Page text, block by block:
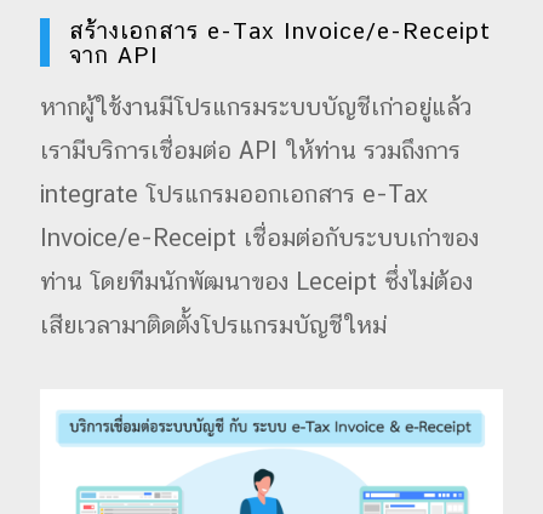
สร้างเอกสาร e-Tax Invoice/e-Receipt
จาก API
หากผู้ใช้งานมีโปรแกรมระบบบัญชีเก่าอยู่แล้ว
เรามีบริการเชื่อมต่อ API ให้ท่าน รวมถึงการ
integrate โปรแกรมออกเอกสาร e-Tax
Invoice/e-Receipt เชื่อมต่อกับระบบเก่าของ
ท่าน โดยทีมนักพัฒนาของ Leceipt ซึ่งไม่ต้อง
เสียเวลามาติดตั้งโปรแกรมบัญชีใหม่